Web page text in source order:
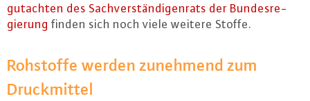
gut­ach­ten des Sach­ver­stän­di­gen­rats der Bun­des­re­
gie­rung finden sich noch viele weitere Stoffe.
Rohstoffe werden zunehmend zum
Druck­mit­tel